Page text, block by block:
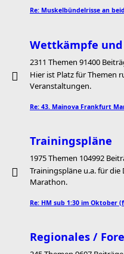
Re: Muskelbündelrisse an
Wettkämpfe
2311 Themen 91400
Hier ist Platz für Themen
Veranstaltungen.
Re: 43. Mainova Frankfurt
Trainingspläne
1975 Themen 104992
Trainingspläne u.a. für
Marathon.
Re: HM sub 1:30 im Oktober
Regionales /